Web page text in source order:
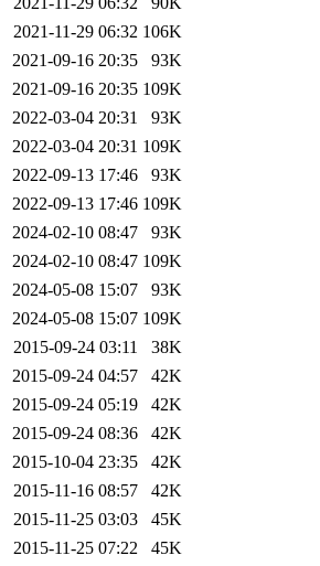
2021-11-29 06:32 106K
2021-09-16 20:35
93K
2021-09-16 20:35 109K
2022-03-04 20:31
93K
2022-03-04 20:31 109K
2022-09-13 17:46
93K
2022-09-13 17:46 109K
2024-02-10 08:47
93K
2024-02-10 08:47 109K
2024-05-08 15:07
93K
2024-05-08 15:07 109K
2015-09-24 03:11
38K
2015-09-24 04:57
42K
2015-09-24 05:19
42K
2015-09-24 08:36
42K
2015-10-04 23:35
42K
2015-11-16 08:57
42K
2015-11-25 03:03
45K
2015-11-25 07:22
45K